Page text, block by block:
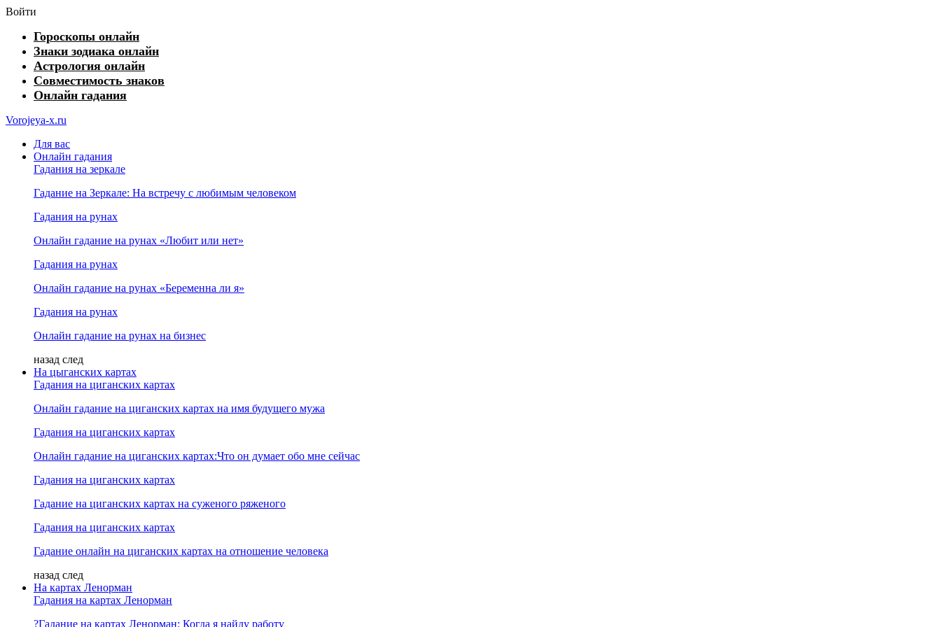
Войти
Гороскопы онлайн
Знаки зодиака онлайн
Астрология онлайн
Совместимость знаков
Онлайн гадания
Vorojeya-x.ru
Для вас
Онлайн гадания
Гадания на зеркале
Гадание на Зеркале: На встречу с любимым человеком
Гадания на рунах
Онлайн гадание на рунах «Любит или нет»
Гадания на рунах
Онлайн гадание на рунах «Беременна ли я»
Гадания на рунах
Онлайн гадание на рунах на бизнес
назад след
На цыганских картах
Гадания на циганских картах
Онлайн гадание на циганских картах на имя будущего мужа
Гадания на циганских картах
Онлайн гадание на циганских картах:Что он думает обо мне сейчас
Гадания на циганских картах
Гадание на циганских картах на суженого ряженого
Гадания на циганских картах
Гадание онлайн на циганских картах на отношение человека
назад след
На картах Ленорман
Гадания на картах Ленорман
?Гадание на картах Ленорман: Когда я найду работу